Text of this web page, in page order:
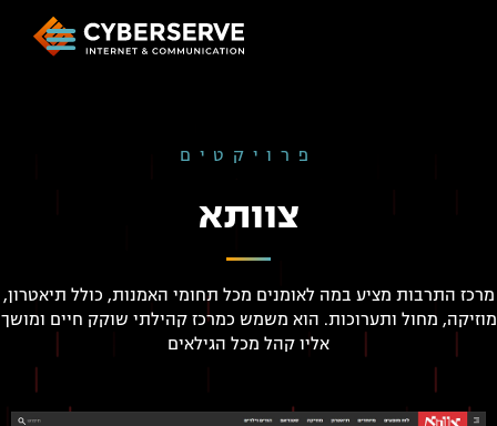
פרויקטים
צוותא
מרכז התרבות מציע במה לאומנים מכל תחומי האמנות, כולל תיאטרון,
מוזיקה, מחול ותערוכות. הוא משמש כמרכז קהילתי שוקק חיים ומושך
אליו קהל מכל הגילאים